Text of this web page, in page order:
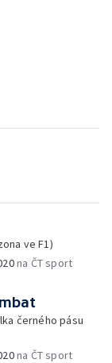
ve F1)
na ČT sport
černého pásu
na ČT sport